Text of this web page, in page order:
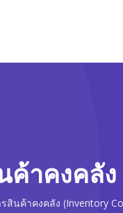
าคงคลั
สินค้าคงคลัง (Inventory